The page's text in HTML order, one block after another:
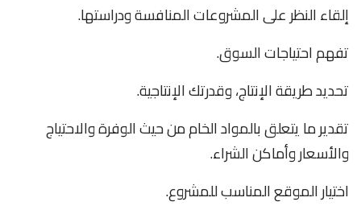
إلقاء النظر على المشروعات المنافسة ودراستها.
تفهم احتياجات السوق.
تحديد طريقة الإنتاج، وقدرتك الإنتاجية.
تقدير ما يتعلق بالمواد الخام من حيث الوفرة والاحتياج
والأسعار وأماكن الشراء.
اختيار الموقع المناسب للمشروع.